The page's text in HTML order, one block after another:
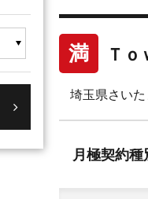
満 Ｔ
埼玉県さい
月極契約種